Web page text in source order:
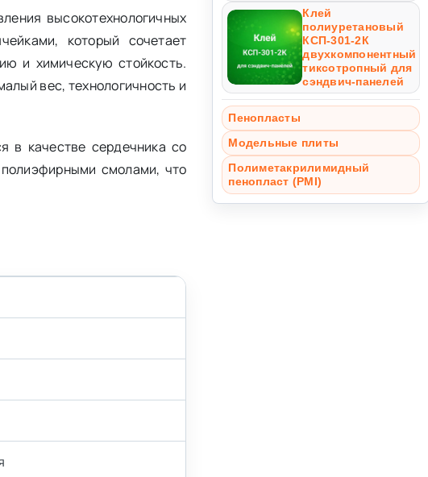
высокотехнологичных
который сочетает
и химическую стойкость.
вес, технологичность и
в качестве сердечника со
полиэфирными смолами, что
Клей
полиуретановый
КСП-301-2К
двухкомпонентный
тиксотропный для
сэндвич-панелей
Пенопласты
Модельные плиты
Полиметакрилимидный
пенопласт (PMI)